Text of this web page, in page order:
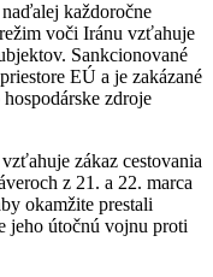
každoročne
voči Iránu vzťahuje
Sankcionované
EÚ a je zakázané
zdroje
zákaz cestovania
z 21. a 22. marca
okamžite prestali
jeho útočnú vojnu proti